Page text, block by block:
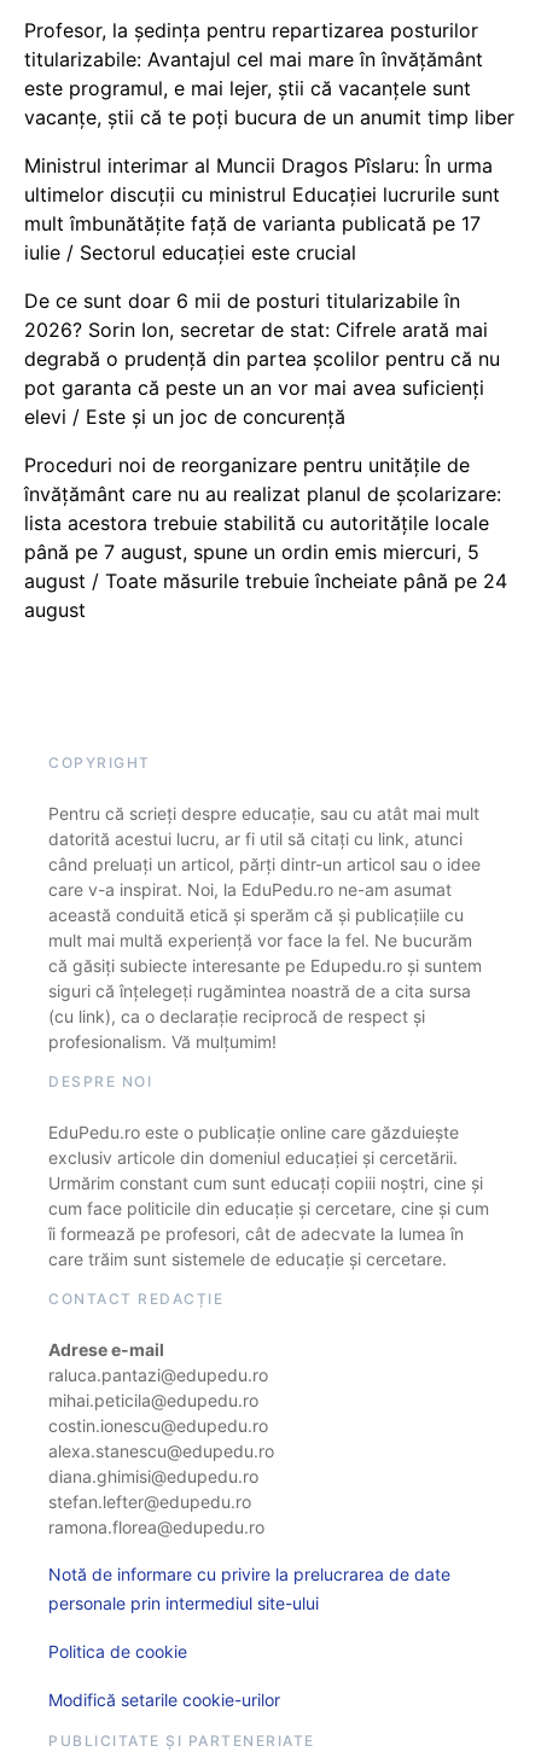
Profesor, la ședința pentru repartizarea posturilor
titularizabile: Avantajul cel mai mare în învățământ
este programul, e mai lejer, știi că vacanțele sunt
vacanţe, știi că te poți bucura de un anumit timp liber
Ministrul interimar al Muncii Dragos Pîslaru: În urma
ultimelor discuții cu ministrul Educației lucrurile sunt
mult îmbunătățite față de varianta publicată pe 17
iulie / Sectorul educației este crucial
De ce sunt doar 6 mii de posturi titularizabile în
2026? Sorin Ion, secretar de stat: Cifrele arată mai
degrabă o prudență din partea școlilor pentru că nu
pot garanta că peste un an vor mai avea suficienți
elevi / Este și un joc de concurență
Proceduri noi de reorganizare pentru unitățile de
învățământ care nu au realizat planul de școlarizare:
lista acestora trebuie stabilită cu autoritățile locale
până pe 7 august, spune un ordin emis miercuri, 5
august / Toate măsurile trebuie încheiate până pe 24
august
COPYRIGHT
Pentru că scrieți despre educație, sau cu atât mai mult
datorită acestui lucru, ar fi util să citați cu link, atunci
când preluați un articol, părți dintr-un articol sau o idee
care v-a inspirat. Noi, la EduPedu.ro ne-am asumat
această conduită etică și sperăm că și publicațiile cu
mult mai multă experiență vor face la fel. Ne bucurăm
că găsiți subiecte interesante pe Edupedu.ro și suntem
siguri că înțelegeți rugămintea noastră de a cita sursa
(cu link), ca o declarație reciprocă de respect și
profesionalism. Vă mulțumim!
DESPRE NOI
EduPedu.ro este o publicație online care găzduiește
exclusiv articole din domeniul educației și cercetării.
Urmărim constant cum sunt educați copiii noștri, cine și
cum face politicile din educație și cercetare, cine și cum
îi formează pe profesori, cât de adecvate la lumea în
care trăim sunt sistemele de educație și cercetare.
CONTACT REDACȚIE
Adrese e-mail
raluca.pantazi@edupedu.ro
mihai.peticila@edupedu.ro
costin.ionescu@edupedu.ro
alexa.stanescu@edupedu.ro
diana.ghimisi@edupedu.ro
stefan.lefter@edupedu.ro
ramona.florea@edupedu.ro
Notă de informare cu privire la prelucrarea de date
personale prin intermediul site-ului
Politica de cookie
Modifică setarile cookie-urilor
PUBLICITATE ȘI PARTENERIATE